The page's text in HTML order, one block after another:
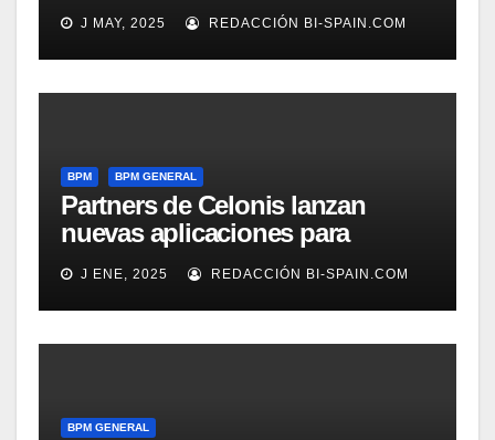
J MAY, 2025 REDACCIÓN BI-SPAIN.COM
BPM BPM GENERAL
Partners de Celonis lanzan
nuevas aplicaciones para
automarizar migración a SAP o
Gestión de Reclamaciones en
Seguros
J ENE, 2025 REDACCIÓN BI-SPAIN.COM
BPM GENERAL